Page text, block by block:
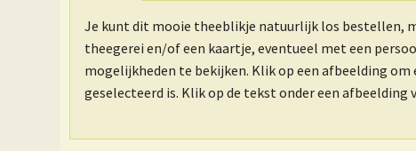
Je kunt dit mooie theeblikje natuurlijk los bestellen,
theegerei en/of een kaartje, eventueel met een
mogelijkheden te bekijken. Klik op een afbeelding om
geselecteerd is. Klik op de tekst onder een